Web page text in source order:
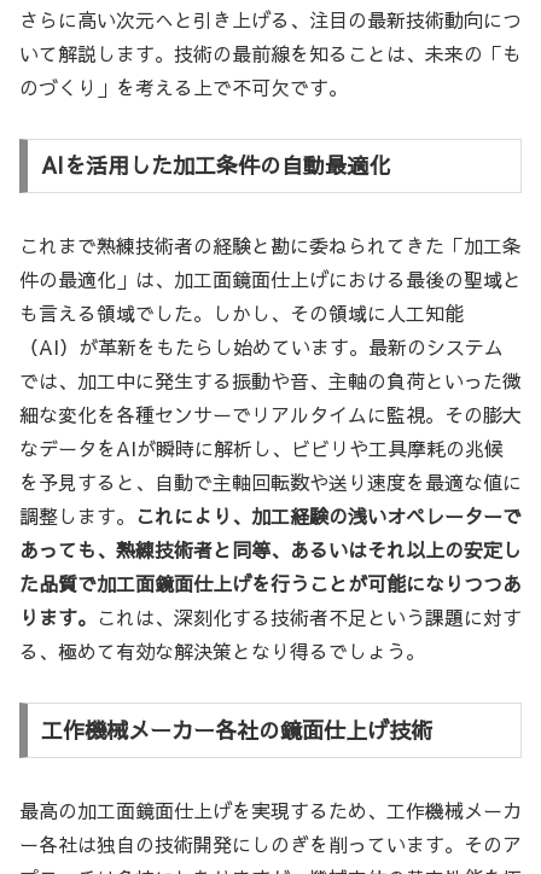
さらに高い次元へと引き上げる、注目の最新技術動向につ
いて解説します。技術の最前線を知ることは、未来の「も
のづくり」を考える上で不可欠です。
AIを活用した加工条件の自動最適化
これまで熟練技術者の経験と勘に委ねられてきた「加工条
件の最適化」は、加工面鏡面仕上げにおける最後の聖域と
も言える領域でした。しかし、その領域に人工知能
（AI）が革新をもたらし始めています。最新のシステム
では、加工中に発生する振動や音、主軸の負荷といった微
細な変化を各種センサーでリアルタイムに監視。その膨大
なデータをAIが瞬時に解析し、ビビリや工具摩耗の兆候
を予見すると、自動で主軸回転数や送り速度を最適な値に
調整します。 これにより、加工経験の浅いオペレーターで
あっても、熟練技術者と同等、あるいはそれ以上の安定し
た品質で加工面鏡面仕上げを行うことが可能になりつつあ
ります。 これは、深刻化する技術者不足という課題に対す
る、極めて有効な解決策となり得るでしょう。
工作機械メーカー各社の鏡面仕上げ技術
最高の加工面鏡面仕上げを実現するため、工作機械メーカ
ー各社は独自の技術開発にしのぎを削っています。そのア